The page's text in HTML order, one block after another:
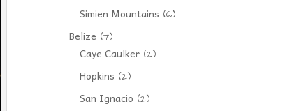
Simien Mountains (6)
Belize (7)
Caye Caulker (2)
Hopkins (2)
San Ignacio (2)